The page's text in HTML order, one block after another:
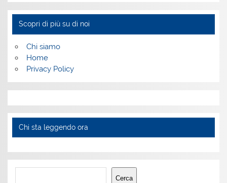
Scopri di più su di noi
Chi siamo
Home
Privacy Policy
Chi sta leggendo ora
Cerca
Cerca